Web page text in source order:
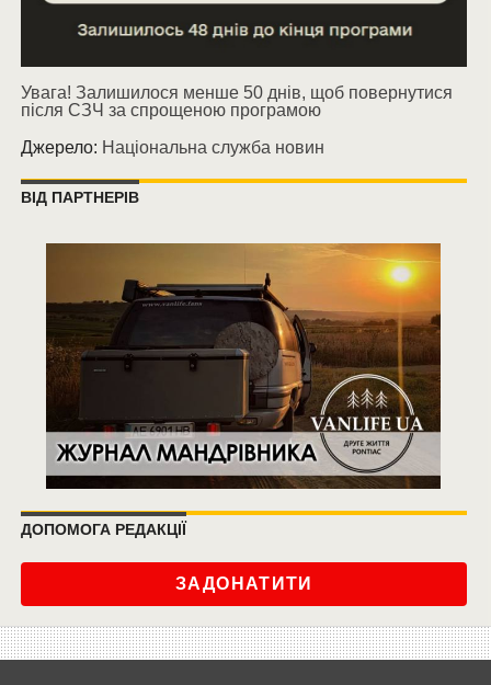
Увага! Залишилося менше 50 днів, щоб повернутися
після СЗЧ за спрощеною програмою
Джерело: Національна служба новин
ВІД ПАРТНЕРІВ
ДОПОМОГА РЕДАКЦІЇ
ЗАДОНАТИТИ